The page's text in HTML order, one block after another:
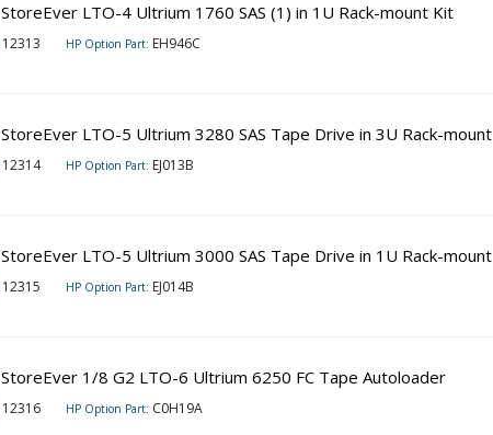
LTO-4 Ultrium 1760 SAS (1) in 1U Rack-mount Kit
12313 HP Option Part: EH946C
LTO-5 Ultrium 3280 SAS Tape Drive in 3U Rack-mount
12314 HP Option Part: EJ013B
LTO-5 Ultrium 3000 SAS Tape Drive in 1U Rack-mount
12315 HP Option Part: EJ014B
1/8 G2 LTO-6 Ultrium 6250 FC Tape Autoloader
12316 HP Option Part: C0H19A